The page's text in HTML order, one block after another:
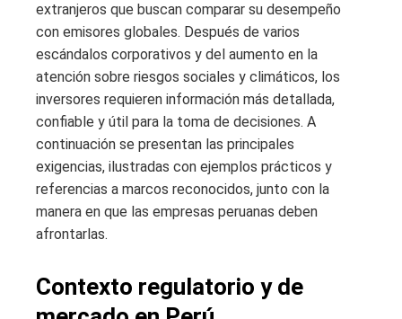
extranjeros que buscan comparar su desempeño
con emisores globales. Después de varios
escándalos corporativos y del aumento en la
atención sobre riesgos sociales y climáticos, los
inversores requieren información más detallada,
confiable y útil para la toma de decisiones. A
continuación se presentan las principales
exigencias, ilustradas con ejemplos prácticos y
referencias a marcos reconocidos, junto con la
manera en que las empresas peruanas deben
afrontarlas.
Contexto regulatorio y de